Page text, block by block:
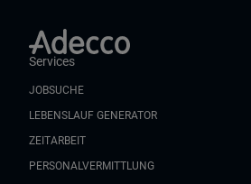
Services
JOBSUCHE
LEBENSLAUF GENERATOR
ZEITARBEIT
PERSONALVERMITTLUNG